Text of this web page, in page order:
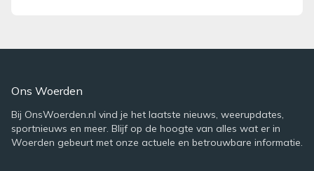
Ons Woerden
Bij OnsWoerden.nl vind je het laatste nieuws, weerupdates,
sportnieuws en meer. Blijf op de hoogte van alles wat er in
Woerden gebeurt met onze actuele en betrouwbare informatie.